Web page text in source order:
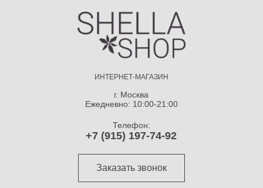
ИНТЕРНЕТ-МАГАЗИН
г. Москва
Ежедневно: 10:00-21:00
Телефон:
+7 (915) 197-74-92
Заказать звонок